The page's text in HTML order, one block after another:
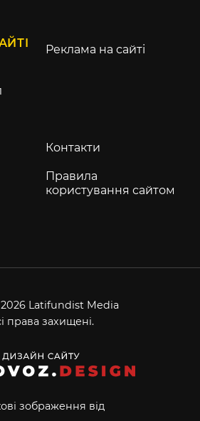
Реклама на сайті
Контакти
Правила
користування сайтом
Latifundist Media
права захищені.
зображення від